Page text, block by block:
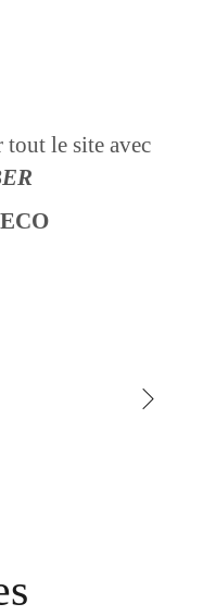
tout le site avec